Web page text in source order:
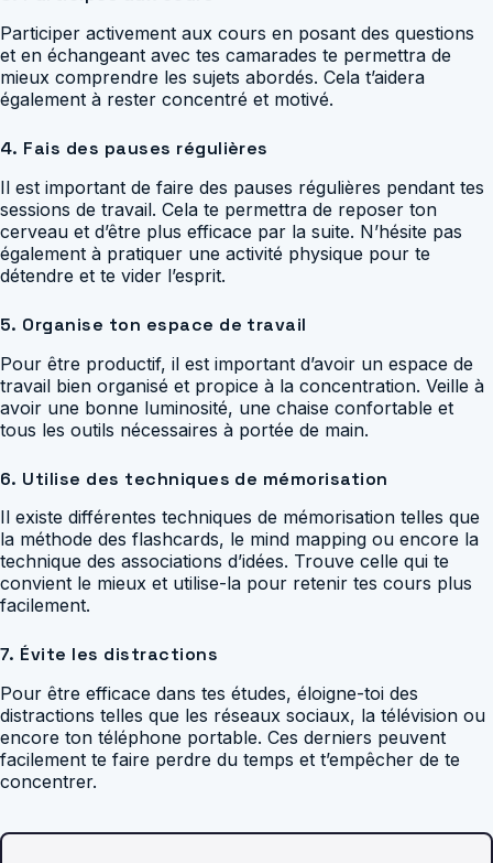
Participer activement aux cours en posant des questions
et en échangeant avec tes camarades te permettra de
mieux comprendre les sujets abordés. Cela t’aidera
également à rester concentré et motivé.
4. Fais des pauses régulières
Il est important de faire des pauses régulières pendant tes
sessions de travail. Cela te permettra de reposer ton
cerveau et d’être plus efficace par la suite. N’hésite pas
également à pratiquer une activité physique pour te
détendre et te vider l’esprit.
5. Organise ton espace de travail
Pour être productif, il est important d’avoir un espace de
travail bien organisé et propice à la concentration. Veille à
avoir une bonne luminosité, une chaise confortable et
tous les outils nécessaires à portée de main.
6. Utilise des techniques de mémorisation
Il existe différentes techniques de mémorisation telles que
la méthode des flashcards, le mind mapping ou encore la
technique des associations d’idées. Trouve celle qui te
convient le mieux et utilise-la pour retenir tes cours plus
facilement.
7. Évite les distractions
Pour être efficace dans tes études, éloigne-toi des
distractions telles que les réseaux sociaux, la télévision ou
encore ton téléphone portable. Ces derniers peuvent
facilement te faire perdre du temps et t’empêcher de te
concentrer.